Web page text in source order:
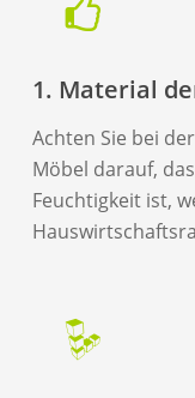
1. Material
Achten Sie bei
Möbel darauf,
Feuchtigkeit ist,